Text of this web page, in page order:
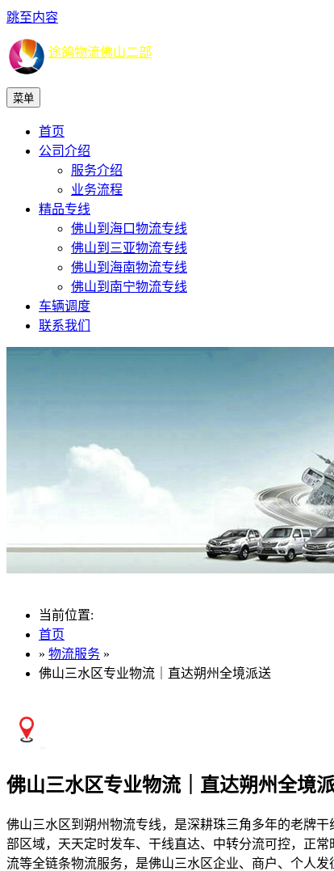
跳至内容
途鸽物流佛山二部
菜单
首页
公司介绍
服务介绍
业务流程
精品专线
佛山到海口物流专线
佛山到三亚物流专线
佛山到海南物流专线
佛山到南宁物流专线
车辆调度
联系我们
当前位置:
首页
» 物流服务 »
佛山三水区专业物流｜直达朔州全境派送
佛山三水区专业物流｜直达朔州全境
佛山三水区到朔州物流专线，是深耕珠三角多年的老牌
部区域，天天定时发车、干线直达、中转分流可控，正
流等全链条物流服务，是佛山三水区企业、商户、个人发